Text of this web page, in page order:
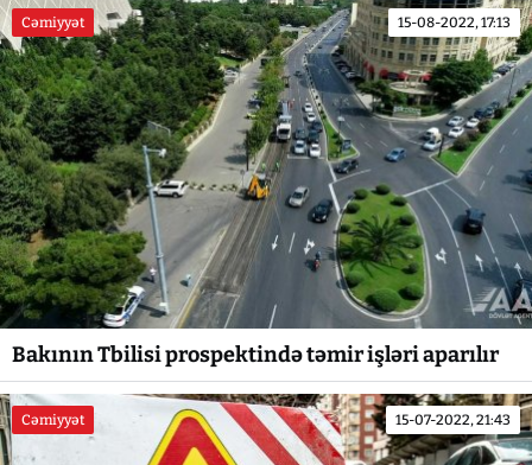
Cəmiyyət 15-08-2022, 17:13
Bakının Tbilisi prospektində təmir işləri aparılır
Cəmiyyət 15-07-2022, 21:43